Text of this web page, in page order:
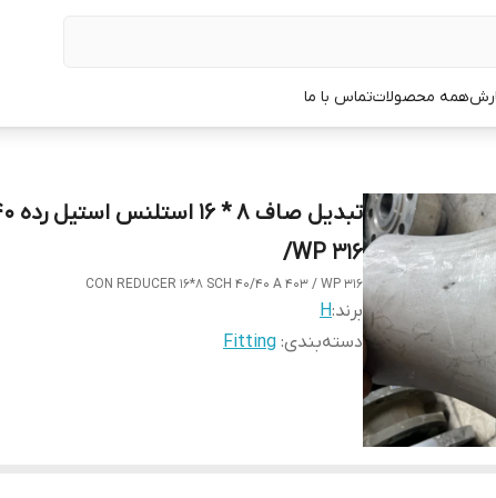
همه محصولاتتماس با ما
/WP 316
CON REDUCER 16*8 SCH 40/40 A 403 / WP 316
برند:H
دسته‌بندی:
Fitting